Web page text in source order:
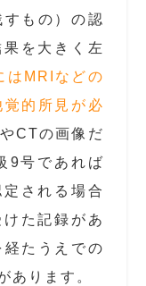
すもの）の認
を大きく左
はMRIなどの
的所見が必
CTの画像だ
9号であれば
される場合
た記録があ
たうえでの
あります。